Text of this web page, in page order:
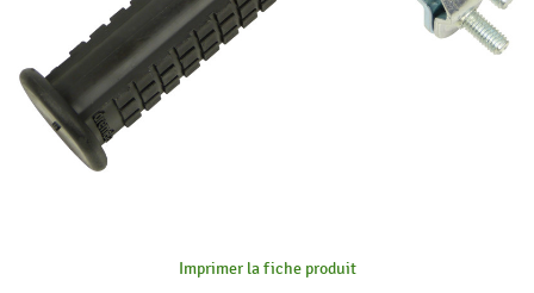
Imprimer la fiche produit